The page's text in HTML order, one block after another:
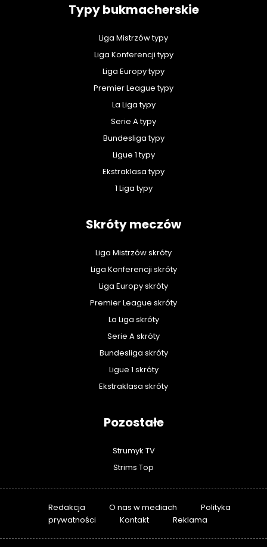
Typy bukmacherskie
Liga Mistrzów typy
Liga Konferencji typy
Liga Europy typy
Premier League typy
La Liga typy
Serie A typy
Bundesliga typy
Ligue 1 typy
Ekstraklasa typy
1 Liga typy
Skróty meczów
Liga Mistrzów skróty
Liga Konferencji skróty
Liga Europy skróty
Premier League skróty
La Liga skróty
Serie A skróty
Bundesliga skróty
Ligue 1 skróty
Ekstraklasa skróty
Pozostałe
Strumyk TV
Strims Top
Redakcja O nas w mediach
Polityka
prywatności
Kontakt Reklama